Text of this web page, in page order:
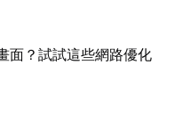
面？試試這些網路優化